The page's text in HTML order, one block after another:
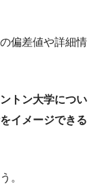
偏差値や詳細情
トン大学につい
イメージできる
。